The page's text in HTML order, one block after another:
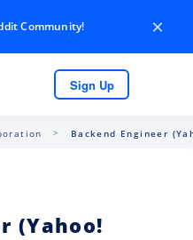
Community! ×
Sign Up
Backend Engineer
(Yahoo!